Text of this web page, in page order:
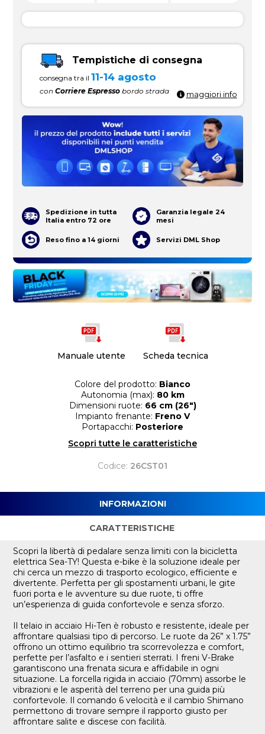
Manuale utente Scheda tecnica
Colore del prodotto: Bianco
Autonomia (max): 80 km
Dimensioni ruote: 66 cm (26")
Impianto frenante: Freno V
Portapacchi: Posteriore
Scopri tutte le caratteristiche
Codice: 26CST01
Tempistiche di consegna
consegna tra il 11-14 agosto
conCorriere Espresso bordo strada maggiori info
Spedizione in tutta
Italia entro 72 ore
Garanzia legale 24
mesi
Reso fino a 14 giorni Servizi DML Shop
INFORMAZIONI
CARATTERISTICHE
Scopri la libertà di pedalare senza limiti con la bicicletta
elettrica Sea-TY! Questa e-bike è la soluzione ideale per
chi cerca un mezzo di trasporto ecologico, efficiente e
divertente. Perfetta per gli spostamenti urbani, le gite
fuori porta e le avventure su due ruote, ti offre
un’esperienza di guida confortevole e senza sforzo.
Il telaio in acciaio Hi-Ten è robusto e resistente, ideale per
affrontare qualsiasi tipo di percorso. Le ruote da 26” x 1.75”
offrono un ottimo equilibrio tra scorrevolezza e comfort,
perfette per l’asfalto e i sentieri sterrati. I freni V-Brake
garantiscono una frenata sicura e affidabile in ogni
situazione. La forcella rigida in acciaio (70mm) assorbe le
vibrazioni e le asperità del terreno per una guida più
confortevole. Il comando 6 velocità e il cambio Shimano
permettono di trovare sempre il rapporto giusto per
affrontare salite e discese con facilità.